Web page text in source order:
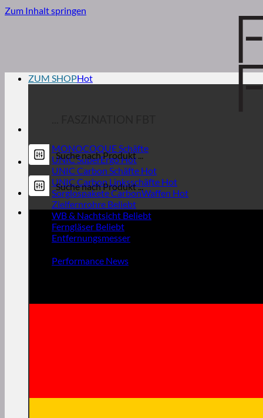
Zum Inhalt springen
ZUM SHOP
MONOCOQUE Schäfte
UNIC SuperErgo
UNIC Carbon Schäfte
UNIC Carbon Linksschäfte
Sorglospakete CarbonWaffen
Zielfernrohre
WB & Nachtsicht
Ferngläser
Entfernungsmesser
Performance News